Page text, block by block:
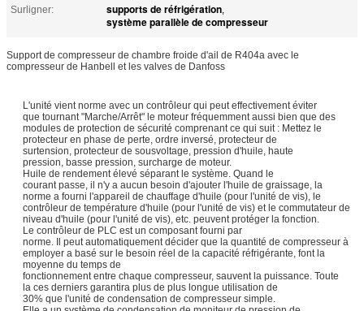
Surligner:
supports de réfrigération,
système parallèle de compresseur
Support de compresseur de chambre froide d'ail de R404a avec le
compresseur de Hanbell et les valves de Danfoss
L'unité vient norme avec un contrôleur qui peut effectivement éviter
que tournant "Marche/Arrêt" le moteur fréquemment aussi bien que des
modules de protection de sécurité comprenant ce qui suit : Mettez le
protecteur en phase de perte, ordre inversé, protecteur de
surtension, protecteur de sousvoltage, pression d'huile, haute
pression, basse pression, surcharge de moteur.
Huile de rendement élevé séparant le système. Quand le
courant passe, il n'y a aucun besoin d'ajouter l'huile de graissage, la
norme a fourni l'appareil de chauffage d'huile (pour l'unité de vis), le
contrôleur de température d'huile (pour l'unité de vis) et le commutateur de
niveau d'huile (pour l'unité de vis), etc. peuvent protéger la fonction.
Le contrôleur de PLC est un composant fourni par
norme. Il peut automatiquement décider que la quantité de compresseur à
employer a basé sur le besoin réel de la capacité réfrigérante, font la
moyenne du temps de
fonctionnement entre chaque compresseur, sauvent la puissance. Toute
la ces derniers garantira plus de plus longue utilisation de
30% que l'unité de condensation de compresseur simple.